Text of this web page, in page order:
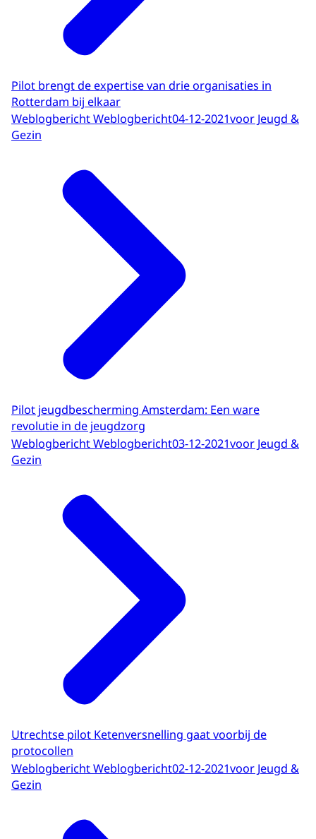
Pilot brengt de expertise van drie organisaties in
Rotterdam bij elkaar
Weblogbericht Weblogbericht04-12-2021voor Jeugd &
Gezin
Pilot jeugdbescherming Amsterdam: Een ware
revolutie in de jeugdzorg
Weblogbericht Weblogbericht03-12-2021voor Jeugd &
Gezin
Utrechtse pilot Ketenversnelling gaat voorbij de
protocollen
Weblogbericht Weblogbericht02-12-2021voor Jeugd &
Gezin